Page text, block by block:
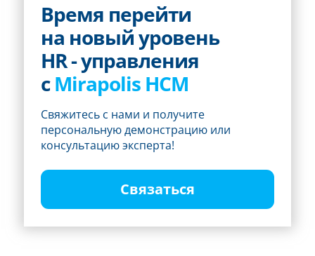
Время перейти
на новый уровень
HR - управления
сMirapolis HCM
Свяжитесь с нами и получите
персональную демонстрацию или
консультацию эксперта!
Связаться